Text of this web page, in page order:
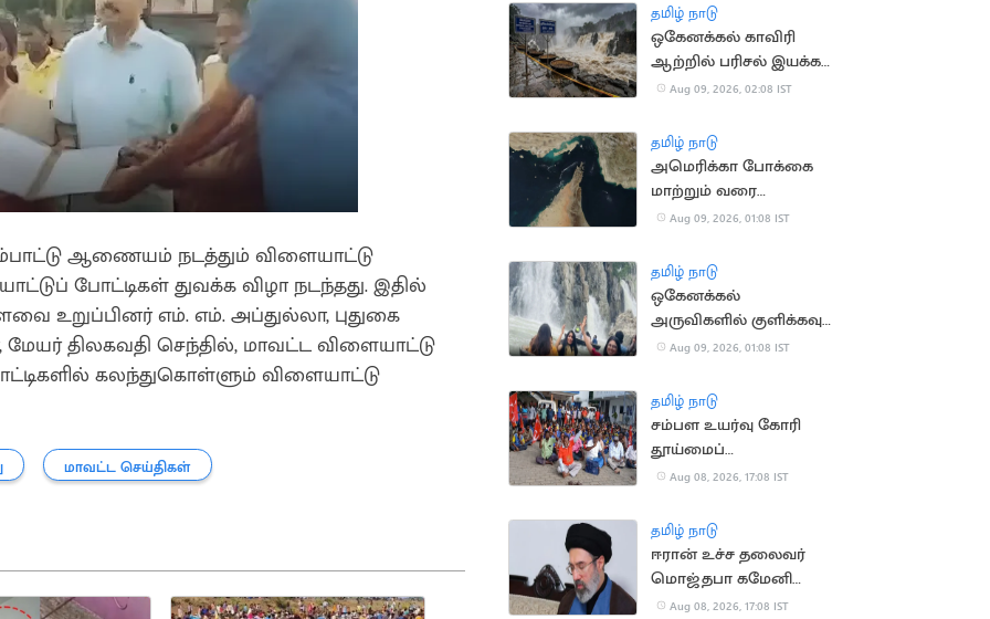
ஆணையம் நடத்தும் விளையாட்டு
போட்டிகள் துவக்க விழா நடந்தது. இதில்
உறுப்பினர் எம். எம். அப்துல்லா, புதுகை
திலகவதி செந்தில், மாவட்ட விளையாட்டு
கலந்துகொள்ளும் விளையாட்டு
மாவட்ட செய்திகள்
தமிழ் நாடு
ஒகேனக்கல் காவிரி
ஆற்றில் பரிசல் இயக்க
அனுமதி
Aug 09, 2026, 02:08 IST
தமிழ் நாடு
அமெரிக்கா போக்கை
மாற்றும் வரை
ஹார்முஸ் நீரிணை
Aug 09, 2026, 01:08 IST
தமிழ் நாடு
ஒகேனக்கல்
அருவிகளில் குளிக்கவும்
பரிசல் இயக்கவும்
Aug 09, 2026, 01:08 IST
தமிழ் நாடு
சம்பள உயர்வு கோரி
தூய்மைப்
பணியாளர்கள்
Aug 08, 2026, 17:08 IST
தமிழ் நாடு
ஈரான் உச்ச தலைவர்
மொஜ்தபா கமேனி
உயிர் ஊசல்?
Aug 08, 2026, 17:08 IST